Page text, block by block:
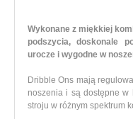
Wykonane z miękkiej
podszycia, doskonale
urocze i wygodne w
Dribble Ons mają
noszenia i są dostępne w
stroju w różnym spektrum